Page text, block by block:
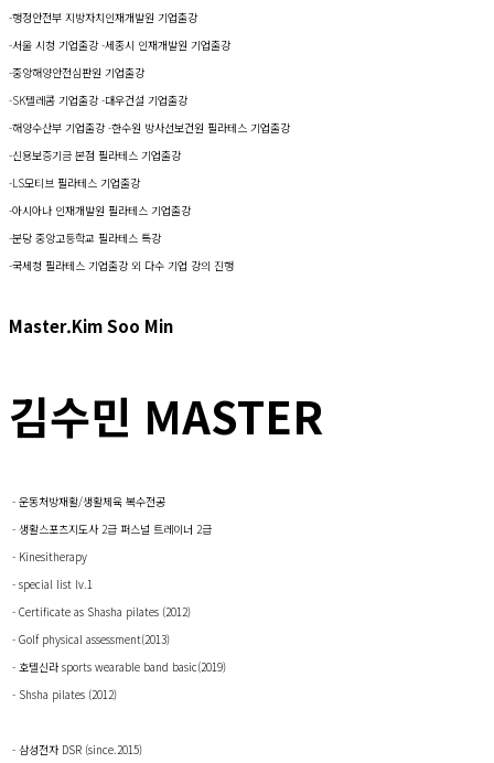
-행정안전부 지방자치인재개발원 기업출강
-서울 시청 기업출강 ​ -세종시 인재개발원 기업출강
​-중앙해양안전심판원 기업출강 ​
-SK텔레콤 기업출강 ​-대우건설 기업출강
-해양수산부 기업출강 -한수원 방사선보건원 필라테스 기업출강
-신용보증기금 본점 필라테스 기업출강
-LS모티브 필라테스 기업출강
-아시아나 인재개발원 필라테스 기업출강 ​
-분당 중앙고등학교 필라테스 특강
-국세청 필라테스 기업출강 외 다수 기업 강의 진행
Master.Kim Soo Min
김수민 MASTER
- 운동처방재활/생활체육 복수전공
- 생활스포츠지도사 2급 퍼스널 트레이너 2급
- Kinesitherapy
- special list lv.1
- Certificate as Shasha pilates (2012)
- Golf physical assessment(2013)
- 호텔신라 sports wearable band basic(2019)
- Shsha pilates (2012)
- 삼성전자 DSR (since.2015)